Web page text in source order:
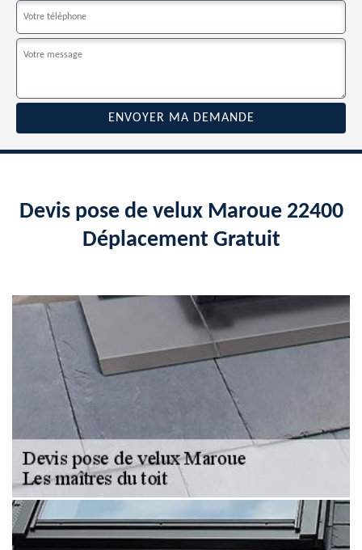
Devis pose de velux Maroue 22400
Déplacement Gratuit